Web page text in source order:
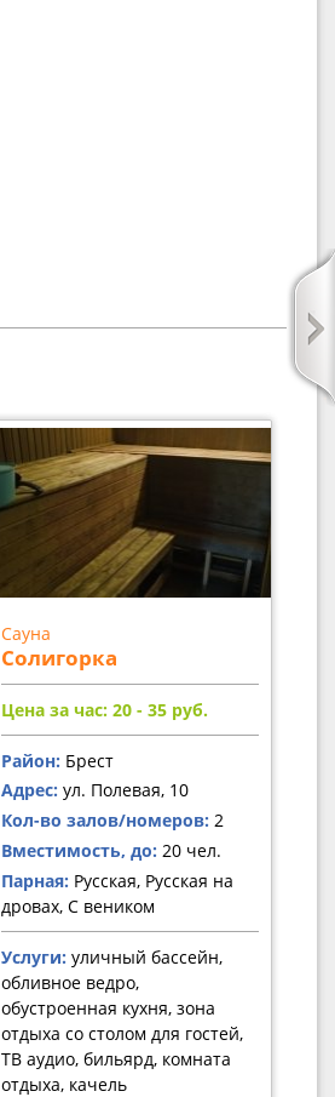
Сауна
Солигорка
Цена за час: 20 - 35 руб.
Район: Брест
Адрес: ул. Полевая, 10
Кол-во залов/номеров: 2
Вместимость, до: 20 чел.
Парная: Русская, Русская на
дровах, С веником
Услуги: уличный бассейн,
обливное ведро,
обустроенная кухня, зона
отдыха со столом для гостей,
ТВ аудио, бильярд, комната
отдыха, качель